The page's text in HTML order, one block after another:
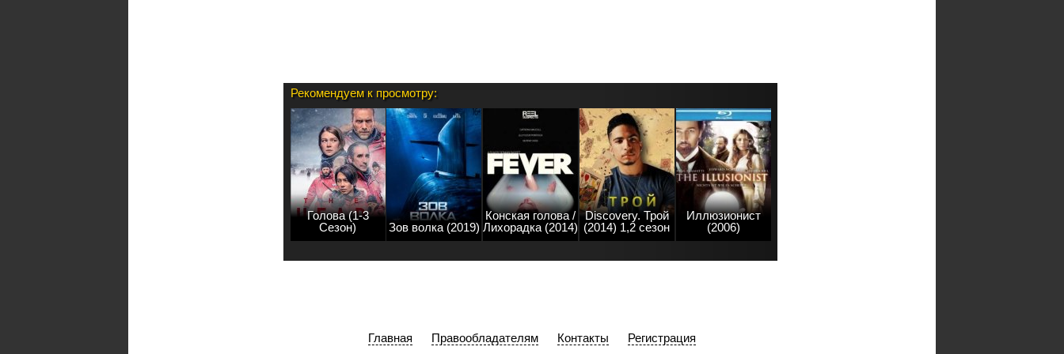
Рекомендуем к просмотру:
Голова (1-3
Сезон)
Зов волка (2019)
Конская голова /
Лихорадка (2014)
Discovery. Трой
(2014) 1,2 сезон
Иллюзионист
(2006)
Главная Правообладателям Контакты Регистрация